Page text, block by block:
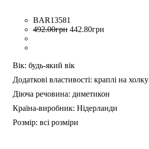
BAR13581
492.00грн 442.80грн
Вік: будь-який вік
Додаткові властивості: краплі на холку
Діюча речовина: диметикон
Країна-виробник: Нідерланди
Розмір: всі розміри